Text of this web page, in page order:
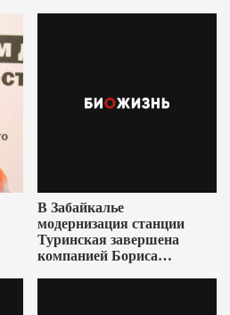
В Забайкалье
модернизация станции
Туринская завершена
компанией Бориса